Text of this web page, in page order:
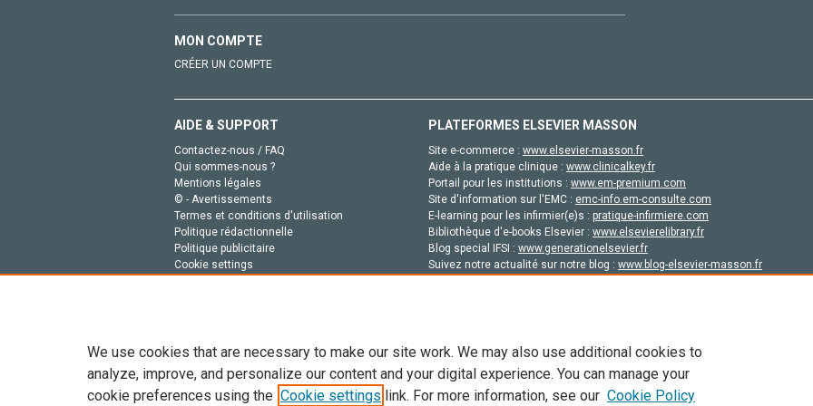
MON COMPTE
CRÉER UN COMPTE
AIDE & SUPPORT
Contactez-nous / FAQ
Qui sommes-nous ?
Mentions légales
© - Avertissements
Termes et conditions d'utilisation
Politique rédactionnelle
Politique publicitaire
Cookie settings
PLATEFORMES ELSEVIER MASSON
Site e-commerce : www.elsevier-masson.fr
Aide à la pratique clinique : www.clinicalkey.fr
Portail pour les institutions : www.em-premium.com
Site d'information sur l'EMC : emc-info.em-consulte.com
E-learning pour les infirmier(e)s : pratique-infirmiere.com
Bibliothèque d'e-books Elsevier : www.elsevierelibrary.fr
Blog special IFSI : www.generationelsevier.fr
Suivez notre actualité sur notre blog : www.blog-elsevier-masson.fr
Tout le contenu de ce site: Copyright © 2026 Elsevier, ses concédants de licence et ses contributeurs. Tout les droits sont réservés,
We use cookies that are necessary to make our site work. We may also use additional cookies to
analyze, improve, and personalize our content and your digital experience. You can manage your
cookie preferences using the Cookie settings link. For more information, see our Cookie Policy